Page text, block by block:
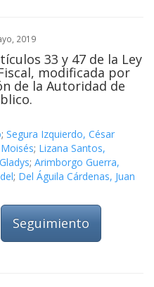
2019
33 y 47 de la Ley
modificada por
de la Autoridad de
; Segura Izquierdo, César
; Lizana Santos,
; Arimborgo Guerra,
; Del Águila Cárdenas, Juan
Seguimiento